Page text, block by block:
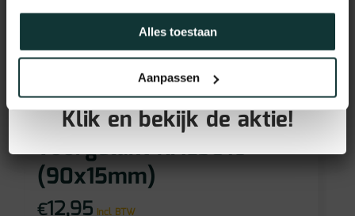
Alles toestaan
Aanpassen
Vochtwerend MDF plint
voorgelakt RAL9016
(90x15mm)
€12,95 incl BTW
GRATIS PLINTEN bij aankoop
van jouw vloer!
Klik en bekijk de aktie!